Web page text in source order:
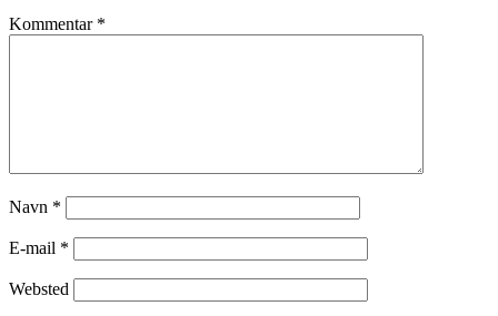
Kommentar *
Navn *
E-mail *
Websted